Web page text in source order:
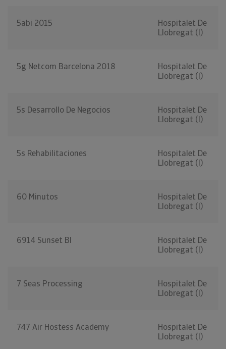
5abi 2015
Hospitalet De
Llobregat (l)
5g Netcom Barcelona 2018
Hospitalet De
Llobregat (l)
5s Desarrollo De Negocios
Hospitalet De
Llobregat (l)
5s Rehabilitaciones
Hospitalet De
Llobregat (l)
60 Minutos
Hospitalet De
Llobregat (l)
6914 Sunset Bl
Hospitalet De
Llobregat (l)
7 Seas Processing
Hospitalet De
Llobregat (l)
747 Air Hostess Academy
Hospitalet De
Llobregat (l)